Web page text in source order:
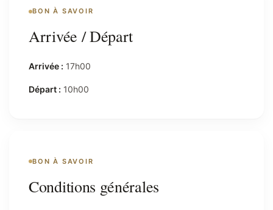
BON À SAVOIR
Arrivée / Départ
Arrivée : 17h00
Départ : 10h00
BON À SAVOIR
Conditions générales